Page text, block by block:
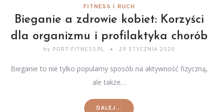
FITNESS I RUCH
Bieganie a zdrowie kobiet: Korzyści
dla organizmu i profilaktyka chorób
by PORT-FITNESS.PL 29 STYCZNIA 2020
Bieganie to nie tylko popularny sposób na aktywność fizyczną,
ale także…
DALEJ...